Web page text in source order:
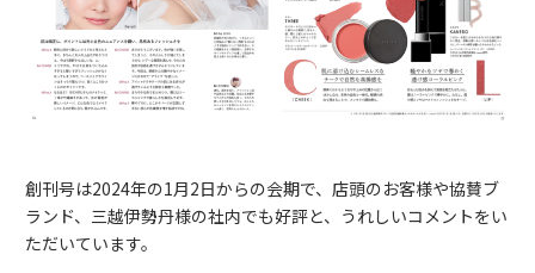
創刊号は2024年の1月2日からの会期で、店頭のお客様や協賛ブ
ランド、三越伊勢丹様の社内でも好評と、うれしいコメントをい
ただいています。